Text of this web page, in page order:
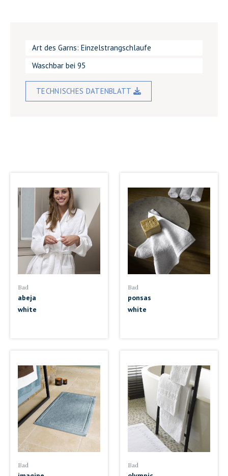
Art des Garns: Einzelstrangschlaufe
Waschbar bei 95
TECHNISCHES DATENBLATT
Bad
abeja
white
Bad
ponsas
white
Bad Bad